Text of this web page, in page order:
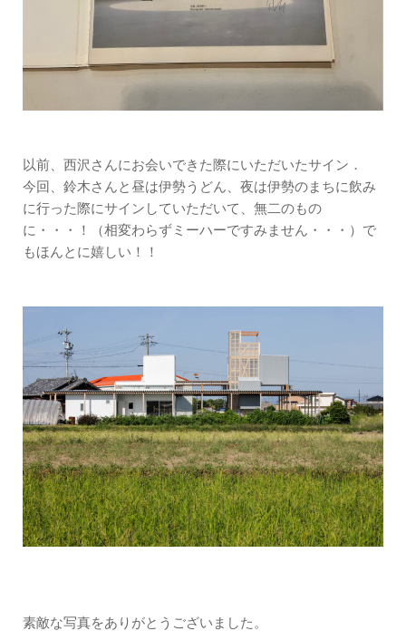
以前、西沢さんにお会いできた際にいただいたサイン．
今回、鈴木さんと昼は伊勢うどん、夜は伊勢のまちに飲み
に行った際にサインしていただいて、無二のもの
に・・・！（相変わらずミーハーですみません・・・）で
もほんとに嬉しい！！
素敵な写真をありがとうございました。